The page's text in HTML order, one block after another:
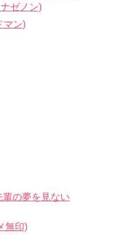
ゼノン)
マン)
の夢を見ない
無印)